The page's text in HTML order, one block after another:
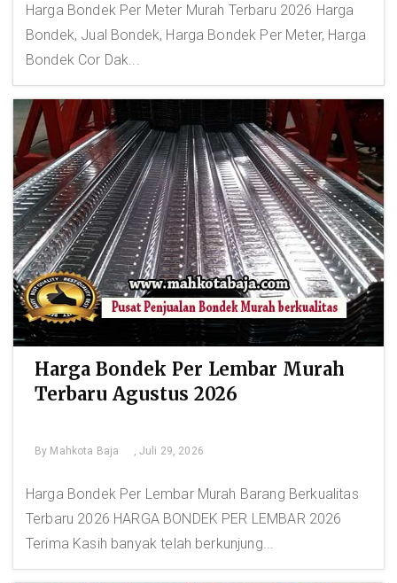
Harga Bondek Per Meter Murah Terbaru 2026 Harga
Bondek, Jual Bondek, Harga Bondek Per Meter, Harga
Bondek Cor Dak...
Harga Bondek Per Lembar Murah
Terbaru Agustus 2026
By Mahkota Baja , Juli 29, 2026
Harga Bondek Per Lembar Murah Barang Berkualitas
Terbaru 2026 HARGA BONDEK PER LEMBAR 2026
Terima Kasih banyak telah berkunjung...